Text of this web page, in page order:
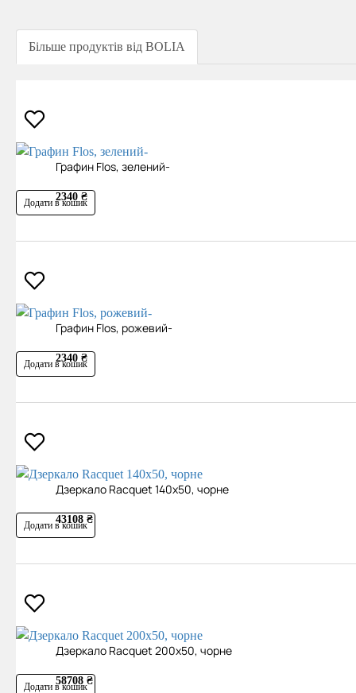
Більше продуктів від BOLIA
Графин Flos, зелений-
2340 ₴
Додати в кошик
Графин Flos, рожевий-
2340 ₴
Додати в кошик
Дзеркало Racquet 140х50, чорне
43108 ₴
Додати в кошик
Дзеркало Racquet 200х50, чорне
58708 ₴
Додати в кошик